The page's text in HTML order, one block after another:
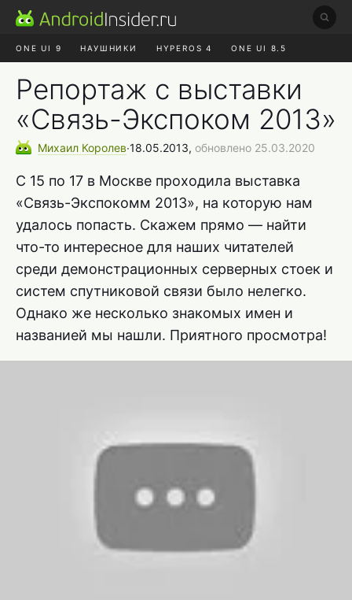
ONE UI 9 НАУШНИКИ HYPEROS 4 ONE UI 8.5
Репортаж с выставки
«Связь-Экспоком 2013»
Михаил Королев∙18.05.2013, обновлено 25.03.2020
C 15 по 17 в Москве проходила выставка
«Связь-Экспокомм 2013», на которую нам
удалось попасть. Скажем прямо — найти
что-то интересное для наших читателей
среди демонстрационных серверных стоек и
систем спутниковой связи было нелегко.
Однако же несколько знакомых имен и
названией мы нашли. Приятного просмотра!